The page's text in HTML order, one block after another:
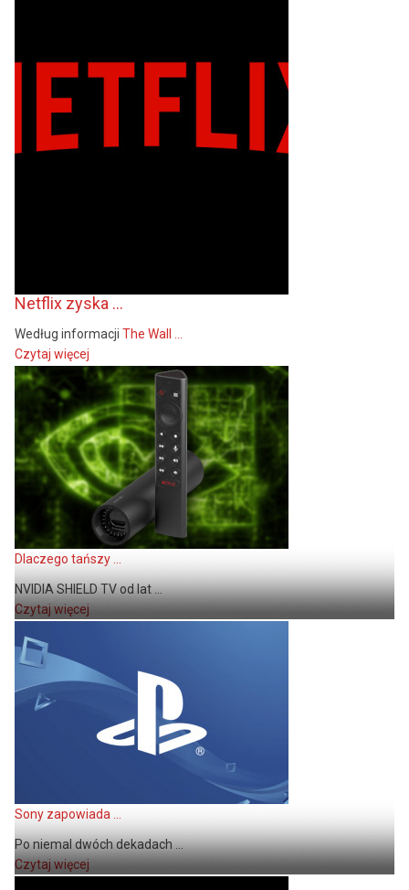
Netflix zyska ...
Według informacji The Wall ...
Czytaj więcej
Dlaczego tańszy ...
NVIDIA SHIELD TV od lat ...
Czytaj więcej
Sony zapowiada ...
Po niemal dwóch dekadach ...
Czytaj więcej